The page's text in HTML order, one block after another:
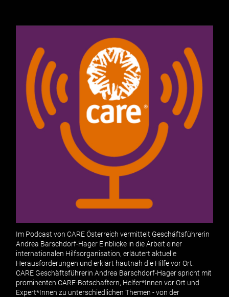
Im Podcast von CARE Österreich vermittelt Geschäftsführerin
Andrea Barschdorf-Hager Einblicke in die Arbeit einer
internationalen Hilfsorganisation, erläutert aktuelle
Herausforderungen und erklärt hautnah die Hilfe vor Ort.
CARE Geschäftsführerin Andrea Barschdorf-Hager spricht mit
prominenten CARE-Botschaftern, Helfer*Innen vor Ort und
Expert*Innen zu unterschiedlichen Themen - von der